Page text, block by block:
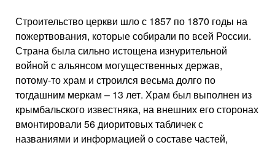
Строительство церкви шло с 1857 по 1870 годы на
пожертвования, которые собирали по всей России.
Страна была сильно истощена изнурительной
войной с альянсом могущественных держав,
потому-то храм и строился весьма долго по
тогдашним меркам – 13 лет. Храм был выполнен из
крымбальского известняка, на внешних его сторонах
вмонтировали 56 диоритовых табличек с
названиями и информацией о составе частей,